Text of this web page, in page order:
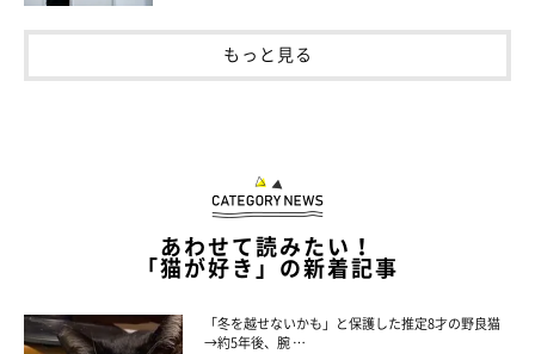
もっと見る
あわせて読みたい！
「猫が好き」の新着記事
「冬を越せないかも」と保護した推定8才の野良猫
→約5年後、腕 …